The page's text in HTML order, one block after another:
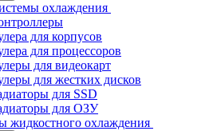
охлаждения
для корпусов
для процессоров
для видеокарт
для жестких дисков
для SSD
для ОЗУ
жидкостного охлаждения